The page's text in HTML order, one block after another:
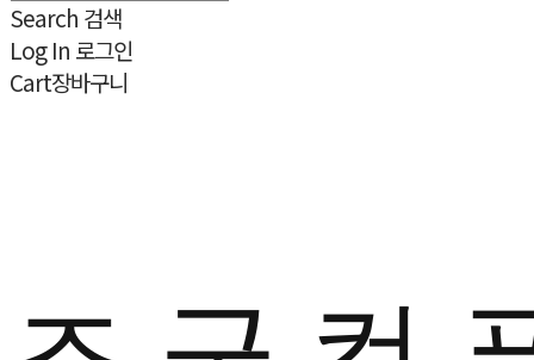
Search 검색
Log In 로그인
Cart장바구니